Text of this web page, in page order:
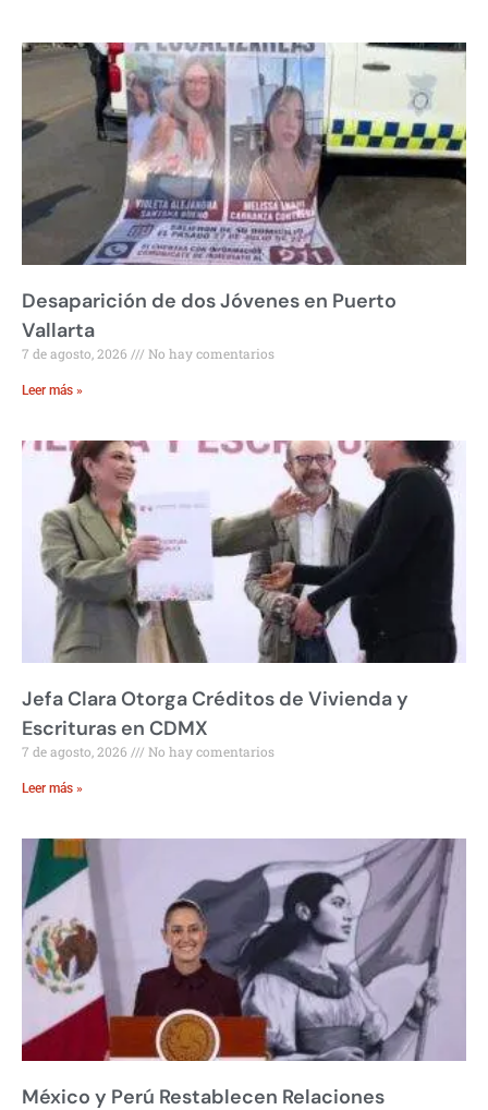
Desaparición de dos Jóvenes en Puerto
Vallarta
7 de agosto, 2026 No hay comentarios
Leer más »
Jefa Clara Otorga Créditos de Vivienda y
Escrituras en CDMX
7 de agosto, 2026 No hay comentarios
Leer más »
México y Perú Restablecen Relaciones